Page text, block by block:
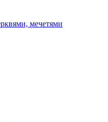
мечетями